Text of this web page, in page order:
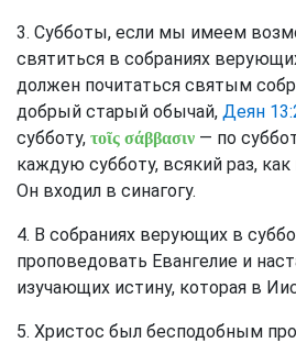
3. Субботы, если мы имеем
святиться в собраниях
должен почитаться святым
добрый старый обычай, Деян
субботу, τοῖς σάββασιν — по
каждую субботу, всякий раз, как
Он входил в синагогу.
4. В собраниях верующих в
проповедовать Евангелие и
изучающих истину, которая в
5. Христос был бесподобным